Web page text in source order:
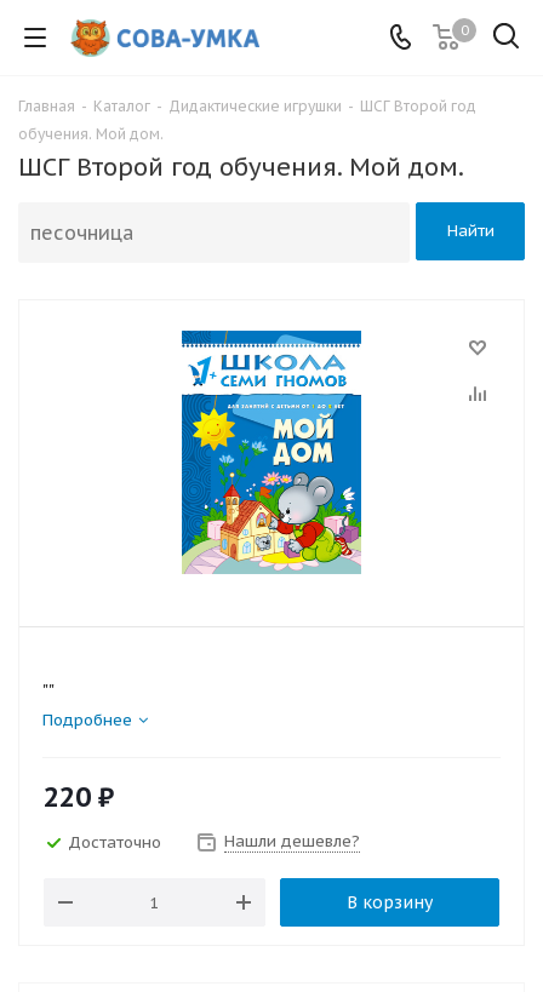
0
Главная - Каталог - Дидактические игрушки - ШСГ Второй год
обучения. Мой дом.
ШСГ Второй год обучения. Мой дом.
Найти
""
Подробнее
220 ₽
Достаточно Нашли дешевле?
В корзину